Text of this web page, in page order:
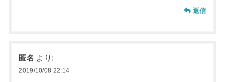
返信
匿名 より:
2019/10/08 22:14